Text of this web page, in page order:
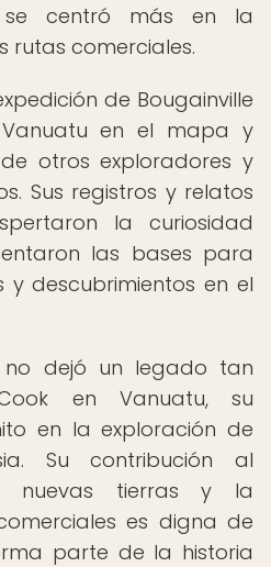
centró más en la
rutas comerciales.
de Bougainville
en el mapa y
otros exploradores y
Sus registros y relatos
la curiosidad
las bases para
y descubrimientos en el
no dejó un legado tan
en Vanuatu, su
en la exploración de
Su contribución al
nuevas tierras y la
es digna de
parte de la historia